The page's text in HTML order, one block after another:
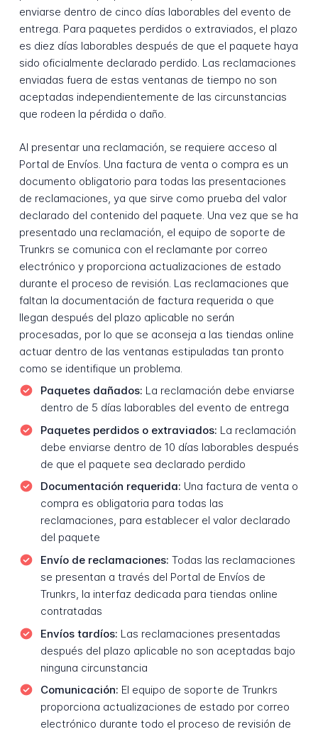
enviarse dentro de cinco días laborables del evento de
entrega. Para paquetes perdidos o extraviados, el plazo
es diez días laborables después de que el paquete haya
sido oficialmente declarado perdido. Las reclamaciones
enviadas fuera de estas ventanas de tiempo no son
aceptadas independientemente de las circunstancias
que rodeen la pérdida o daño.
Al presentar una reclamación, se requiere acceso al
Portal de Envíos. Una factura de venta o compra es un
documento obligatorio para todas las presentaciones
de reclamaciones, ya que sirve como prueba del valor
declarado del contenido del paquete. Una vez que se ha
presentado una reclamación, el equipo de soporte de
Trunkrs se comunica con el reclamante por correo
electrónico y proporciona actualizaciones de estado
durante el proceso de revisión. Las reclamaciones que
faltan la documentación de factura requerida o que
llegan después del plazo aplicable no serán
procesadas, por lo que se aconseja a las tiendas online
actuar dentro de las ventanas estipuladas tan pronto
como se identifique un problema.
Paquetes dañados: La reclamación debe enviarse
dentro de 5 días laborables del evento de entrega
Paquetes perdidos o extraviados: La reclamación
debe enviarse dentro de 10 días laborables después
de que el paquete sea declarado perdido
Documentación requerida: Una factura de venta o
compra es obligatoria para todas las
reclamaciones, para establecer el valor declarado
del paquete
Envío de reclamaciones: Todas las reclamaciones
se presentan a través del Portal de Envíos de
Trunkrs, la interfaz dedicada para tiendas online
contratadas
Envíos tardíos: Las reclamaciones presentadas
después del plazo aplicable no son aceptadas bajo
ninguna circunstancia
Comunicación: El equipo de soporte de Trunkrs
proporciona actualizaciones de estado por correo
electrónico durante todo el proceso de revisión de